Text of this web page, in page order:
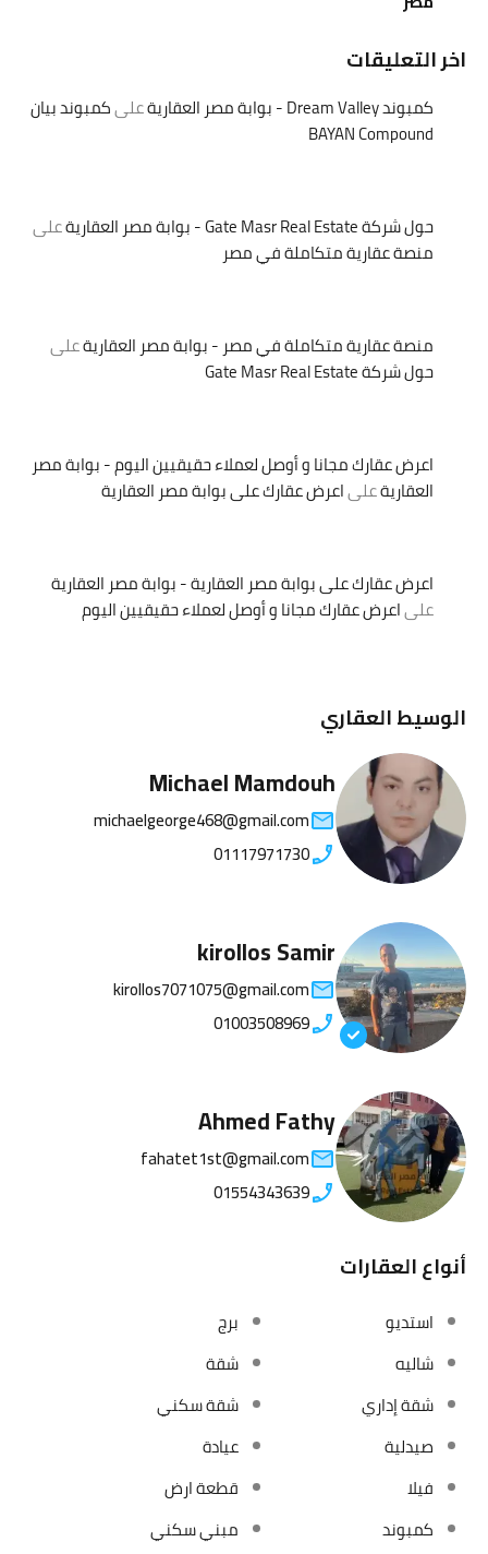
اخر التعليقات
كمبوند Dream Valley - بوابة مصر العقارية علىكمبوند بيان
BAYAN Compound
حول شركة Gate Masr Real Estate - بوابة مصر العقارية
على
منصة عقارية متكاملة في مصر
منصة عقارية متكاملة في مصر - بوابة مصر العقاريةعلى
حول شركة Gate Masr Real Estate
اعرض عقارك مجانا و أوصل لعملاء حقيقيين اليوم - بوابة مصر
العقاريةعلىاعرض عقارك على بوابة مصر العقارية
اعرض عقارك على بوابة مصر العقارية - بوابة مصر العقارية
علىاعرض عقارك مجانا و أوصل لعملاء حقيقيين اليوم
الوسيط العقاري
Michael Mamdouh
michaelgeorge468@gmail.com
01117971730
kirollos Samir
kirollos7071075@gmail.com
01003508969
Ahmed Fathy
fahatet1st@gmail.com
01554343639
أنواع العقارات
استديو
برج
شاليه
شقة
شقة إداري
شقة سكني
صيدلية
عيادة
فيلا
قطعة ارض
كمبوند
مبني سكني